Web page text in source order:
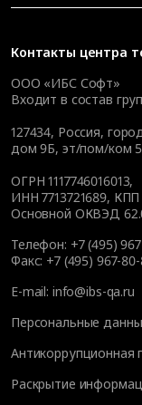
Контакты центра
ООО «ИБС Софт»
Входит в состав
127434, Россия,
дом 9Б, эт/пом/ком
ОГРН 1117746016013,
ИНН 7713721689, КПП
Основной ОКВЭД
Телефон: +7 (495)
Факс: +7 (495) 967-80-
E-mail: info@ibs-qa.ru
Персональные
Антикоррупционная
Раскрытие